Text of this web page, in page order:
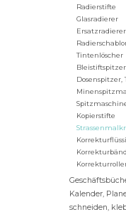
Radierstifte
Glasradierer
Tintenlöscher
Dosenspitzer,
Kopierstifte
Kalender,
schneiden,